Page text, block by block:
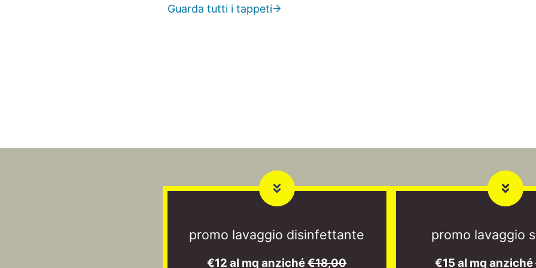
Guarda tutti i tappeti
promo lavaggio disinfettante
€12 al mq anziché€18,00
promo lavaggio
€15 al mq anziché